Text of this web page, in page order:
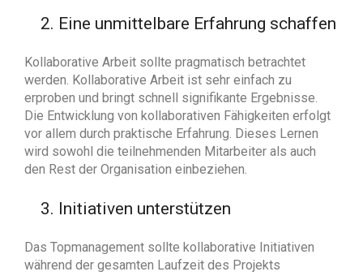
2. Eine unmittelbare Erfahrung schaffen
Kollaborative Arbeit sollte pragmatisch betrachtet
werden. Kollaborative Arbeit ist sehr einfach zu
erproben und bringt schnell signifikante Ergebnisse.
Die Entwicklung von kollaborativen Fähigkeiten erfolgt
vor allem durch praktische Erfahrung. Dieses Lernen
wird sowohl die teilnehmenden Mitarbeiter als auch
den Rest der Organisation einbeziehen.
3. Initiativen unterstützen
Das Topmanagement sollte kollaborative Initiativen
während der gesamten Laufzeit des Projekts